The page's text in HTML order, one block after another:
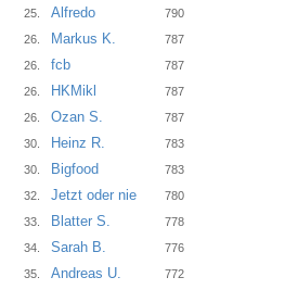
25.
Alfredo
790
26.
Markus K.
787
26.
fcb
787
26.
HKMikl
787
26.
Ozan S.
787
30.
Heinz R.
783
30.
Bigfood
783
32.
Jetzt oder nie
780
33.
Blatter S.
778
34.
Sarah B.
776
35.
Andreas U.
772